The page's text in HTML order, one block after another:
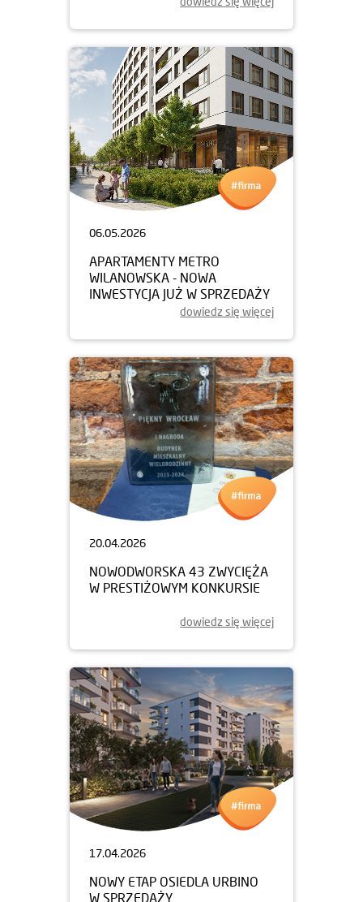
06.05.2026
APARTAMENTY METRO
WILANOWSKA - NOWA
INWESTYCJA JUŻ W SPRZEDAŻY
dowiedz się więcej
20.04.2026
NOWODWORSKA 43 ZWYCIĘŻA
W PRESTIŻOWYM KONKURSIE
dowiedz się więcej
17.04.2026
NOWY ETAP OSIEDLA URBINO
W SPRZEDAŻY